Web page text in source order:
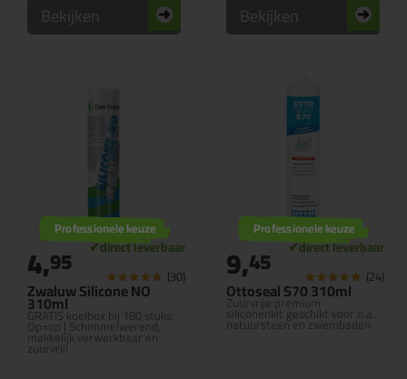
Bekijken Bekijken
Zwaluw Silicone NO
310ml
GRATIS koelbox bij 180 stuks.
Op=op | Schimmelwerend,
makkelijk verwerkbaar en
zuurvrij!
Professionele keuze
4,95 (30)
Ottoseal S70 310ml
Zuurvrije premium
siliconenkit geschikt voor o.a.
natuursteen en zwembaden
Professionele keuze
9,45 (24)